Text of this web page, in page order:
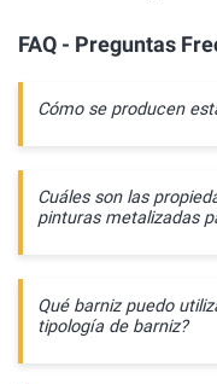
FAQ - Preguntas
Cómo se producen
Cuáles son las
pinturas metalizadas
Qué barniz puedo
tipología de barniz?